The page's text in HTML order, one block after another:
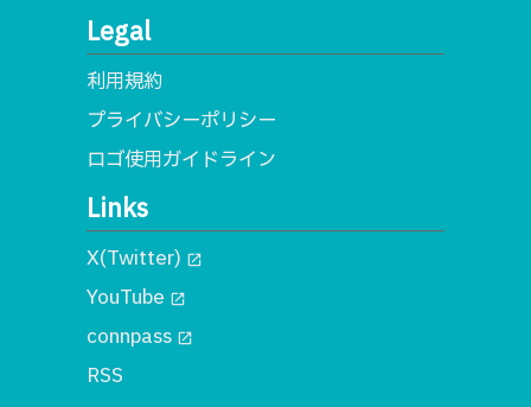
Legal
利用規約
プライバシーポリシー
ロゴ使用ガイドライン
Links
X(Twitter) open_in_new
YouTube open_in_new
connpass open_in_new
RSS